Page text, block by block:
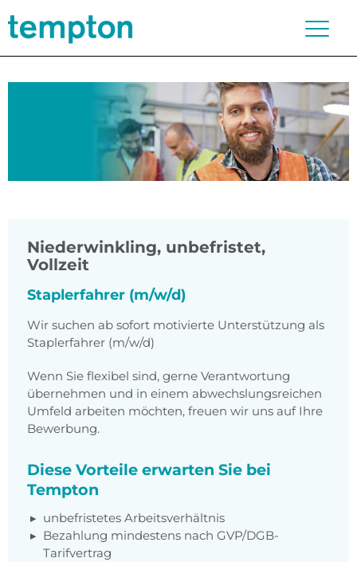
Niederwinkling, unbefristet,
Vollzeit
Staplerfahrer (m/w/d)
Wir suchen ab sofort motivierte Unterstützung als
Staplerfahrer (m/w/d)
Wenn Sie flexibel sind, gerne Verantwortung
übernehmen und in einem abwechslungsreichen
Umfeld arbeiten möchten, freuen wir uns auf Ihre
Bewerbung.
Diese Vorteile erwarten Sie bei
Tempton
unbefristetes Arbeitsverhältnis
Bezahlung mindestens nach GVP/DGB-
Tarifvertrag